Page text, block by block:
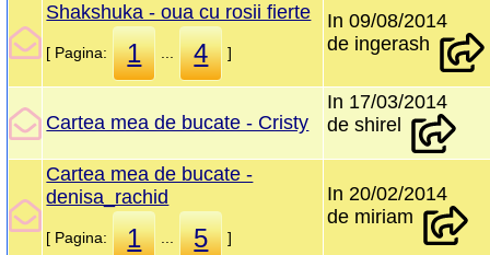
Shakshuka - oua cu rosii fierte
[ Pagina: 1 4 ]
In 09/08/2014
de ingerash
Cartea mea de bucate - Cristy
In 17/03/2014
de shirel
Cartea mea de bucate -
denisa_rachid
[ Pagina: 1 5 ]
In 20/02/2014
de miriam